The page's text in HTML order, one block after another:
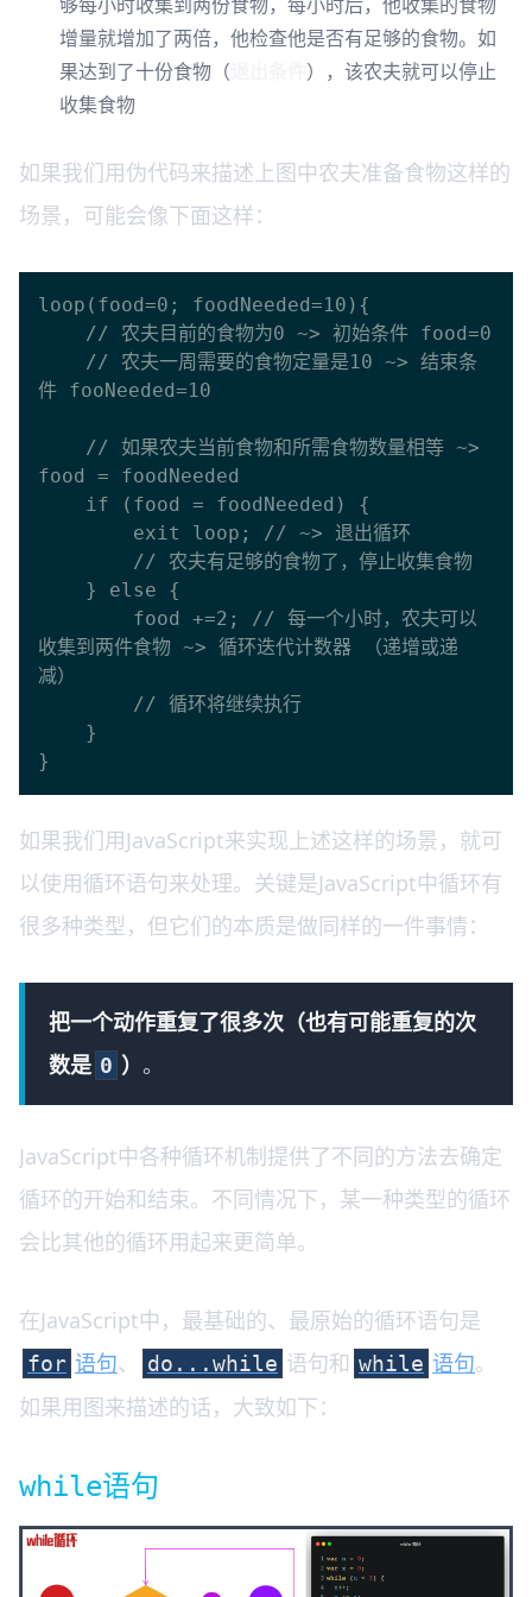
增量就增加了两倍，他检查他是否有足够的食物。如
果达到了十份食物（
），该农夫就可以停止
收集食物
如果我们用伪代码来描述上图中农夫准备食物这样的
场景，可能会像下面这样：
loop(food=0; foodNeeded=10){
件 fooNeeded=10
food = foodNeeded
收集到两件食物 ~> 循环迭代计数器 （递增或递
减）
如果我们用JavaScript来实现上述这样的场景，就可
以使用循环语句来处理。关键是JavaScript中循环有
很多种类型，但它们的本质是做同样的一件事情：
把一个动作重复了很多次（也有可能重复的次
数是 0 ） 。
JavaScript中各种循环机制提供了不同的方法去确定
循环的开始和结束。不同情况下，某一种类型的循环
会比其他的循环用起来更简单。
在JavaScript中，最基础的、最原始的循环语句是
for 语句、 do...while 语句和 while 语句。
如果用图来描述的话，大致如下：
while语句